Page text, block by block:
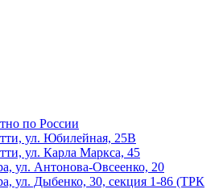
по России
ул. Юбилейная, 25В
ул. Карла Маркса, 45
ул. Антонова-Овсеенко, 20
ул. Дыбенко, 30, секция 1-86 (ТРК